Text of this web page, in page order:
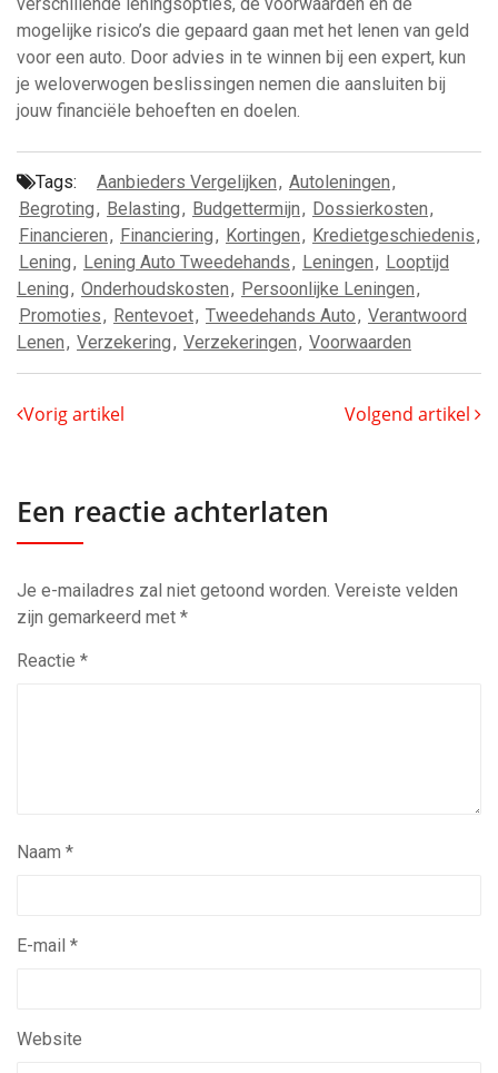
mogelijke risico’s die gepaard gaan met het lenen van geld
voor een auto. Door advies in te winnen bij een expert, kun
je weloverwogen beslissingen nemen die aansluiten bij
jouw financiële behoeften en doelen.
Tags: Aanbieders Vergelijken, Autoleningen,
Begroting, Belasting, Budgettermijn, Dossierkosten,
Financieren, Financiering, Kortingen, Kredietgeschiedenis,
Lening, Lening Auto Tweedehands, Leningen, Looptijd
Lening, Onderhoudskosten, Persoonlijke Leningen,
Promoties, Rentevoet, Tweedehands Auto, Verantwoord
Lenen, Verzekering, Verzekeringen, Voorwaarden
Vorig artikel Volgend artikel
Een reactie achterlaten
Je e-mailadres zal niet getoond worden. Vereiste velden
zijn gemarkeerd met *
Reactie *
Naam *
E-mail *
Website